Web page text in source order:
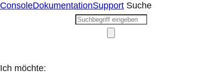
ConsoleDokumentationSupport Suche
Ich möchte: